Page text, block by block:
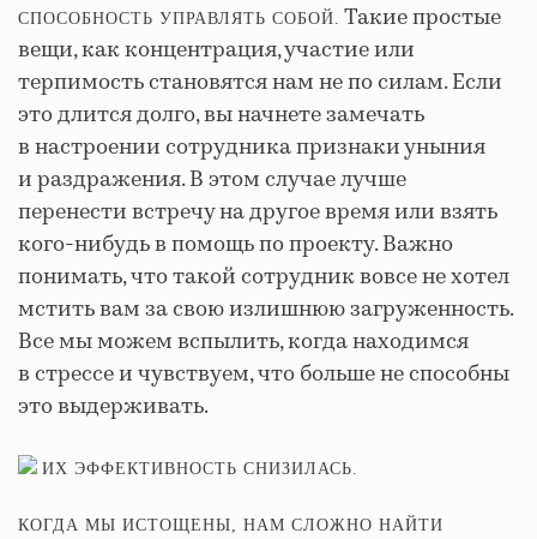
СПОСОБНОСТЬ УПРАВЛЯТЬ СОБОЙ. Такие простые
вещи, как концентрация, участие или
терпимость становятся нам не по силам. Если
это длится долго, вы начнете замечать
в настроении сотрудника признаки уныния
и раздражения. В этом случае лучше
перенести встречу на другое время или взять
кого-нибудь в помощь по проекту. Важно
понимать, что такой сотрудник вовсе не хотел
мстить вам за свою излишнюю загруженность.
Все мы можем вспылить, когда находимся
в стрессе и чувствуем, что больше не способны
это выдерживать.
ИХ ЭФФЕКТИВНОСТЬ СНИЗИЛАСЬ.
КОГДА МЫ ИСТОЩЕНЫ, НАМ СЛОЖНО НАЙТИ